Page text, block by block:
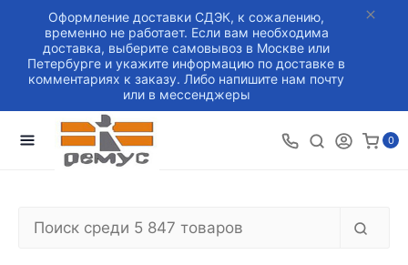
Оформление доставки СДЭК, к сожалению,
временно не работает. Если вам необходима
доставка, выберите самовывоз в Москве или
Петербурге и укажите информацию по доставке в
комментариях к заказу. Либо напишите нам почту
или в мессенджеры
0